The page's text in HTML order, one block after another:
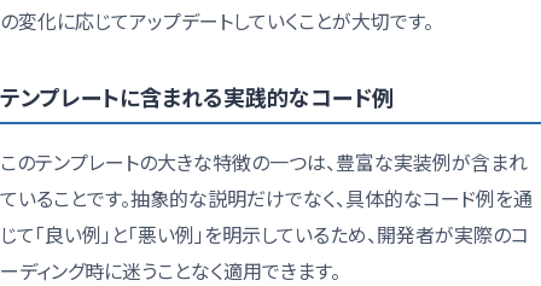
の変化に応じてアップデートしていくことが大切です。
テンプレートに含まれる実践的なコード例
このテンプレートの大きな特徴の一つは、豊富な実装例が含まれ
ていることです。抽象的な説明だけでなく、具体的なコード例を通
じて「良い例」と「悪い例」を明示しているため、開発者が実際のコ
ーディング時に迷うことなく適用できます。